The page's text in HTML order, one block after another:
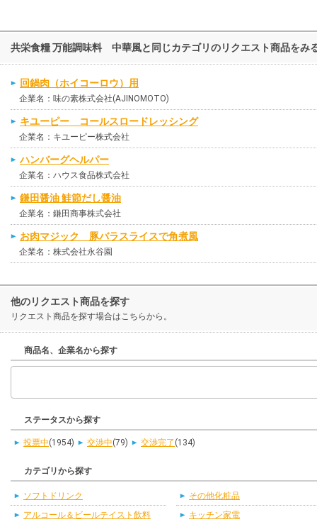
共栄食糧 万能調味料 中華風と同じカテゴリのリクエスト商品をみ
回鍋肉（ホイコーロウ）用
企業名：味の素株式会社(AJINOMOTO)
キユーピー コールスロードレッシング
企業名：キユーピー株式会社
ハンバーグヘルパー
企業名：ハウス食品株式会社
鎌田醤油 鮭節だし醤油
企業名：鎌田商事株式会社
お肉マジック 豚バラスライスで角煮風
企業名：株式会社永谷園
他のリクエスト商品を探す
リクエスト商品を探す場合はこちらから。
商品名、企業名から探す
ステータスから探す
投票中(1954) 交渉中(79) 交渉完了 (134)
カテゴリから探す
ソフトドリンク
アルコール＆ビールテイスト飲料
その他化粧品
キッチン家電